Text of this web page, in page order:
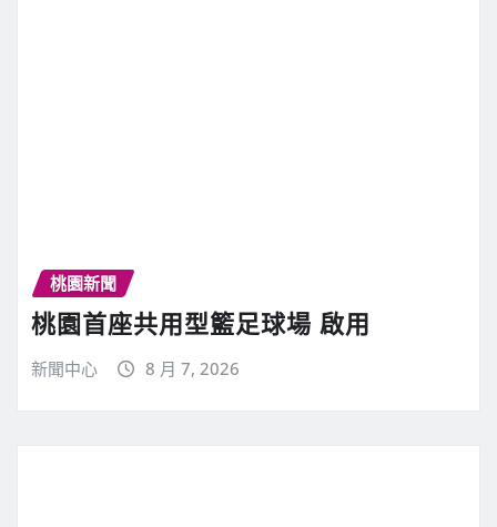
桃園新聞
桃園首座共用型籃足球場 啟用
新聞中心 8 月 7, 2026